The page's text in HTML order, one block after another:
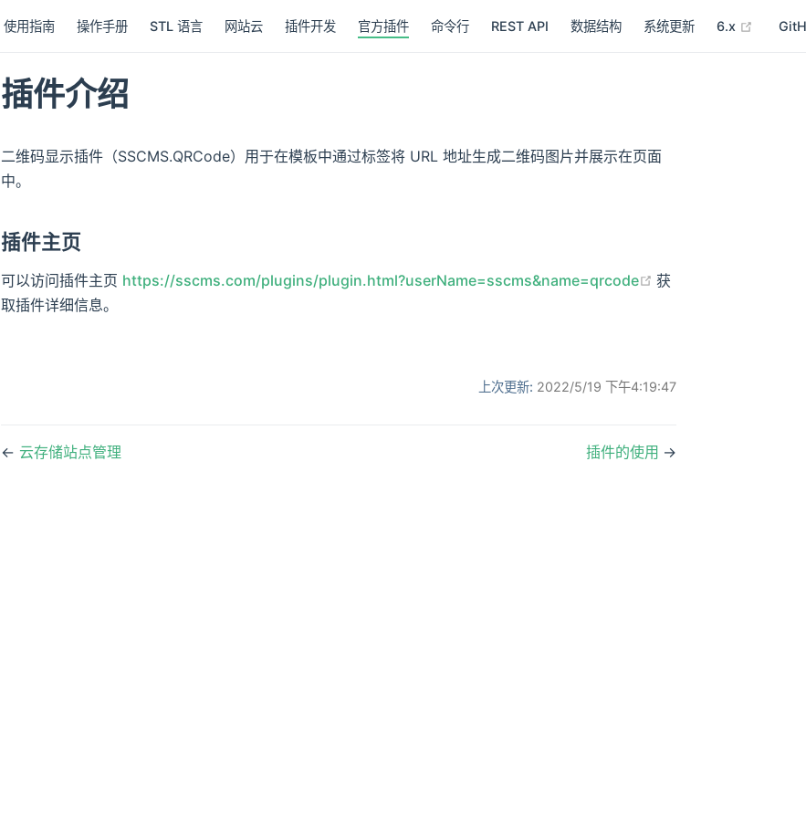
使用指南 操作手册 STL 语言 网站云 插件开发 官方插件 命令行 REST API 数据结构 系统更新 6.x (opens
插件介绍
二维码显示插件（SSCMS.QRCode）用于在模板中通过标签将 URL 地址生成二维码图片并展示在页面
中。
插件主页
可以访问插件主页 https://sscms.com/plugins/plugin.html?userName=sscms&name=qrcode (opens new window)
获
取插件详细信息。
上次更新: 2022/5/19 下午4:19:47
← 云存储站点管理 插件的使用 →